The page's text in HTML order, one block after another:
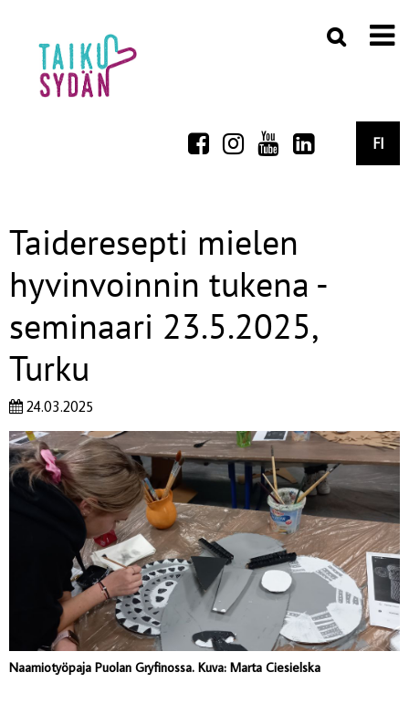
FI
Taideresepti mielen
hyvinvoinnin tukena -
seminaari 23.5.2025,
Turku
24.03.2025
Naamiotyöpaja Puolan Gryfinossa. Kuva: Marta Ciesielska